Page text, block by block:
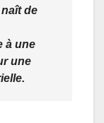
de
à une
une
.